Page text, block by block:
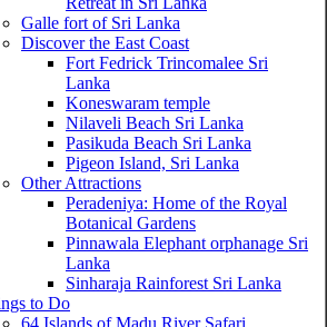
Galle fort of Sri Lanka
Discover the East Coast
Fort Fedrick Trincomalee Sri
Lanka
Koneswaram temple
Nilaveli Beach Sri Lanka
Pasikuda Beach Sri Lanka
Pigeon Island, Sri Lanka
Other Attractions
Peradeniya: Home of the Royal
Botanical Gardens
Pinnawala Elephant orphanage Sri
Lanka
Sinharaja Rainforest Sri Lanka
to Do
64 Islands of Madu River Safari